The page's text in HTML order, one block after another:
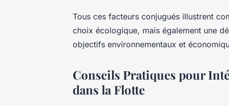
Tous ces facteurs conjugués illustrent
choix écologique, mais également une
objectifs environnementaux et
Conseils Pratiques pour
dans la Flotte